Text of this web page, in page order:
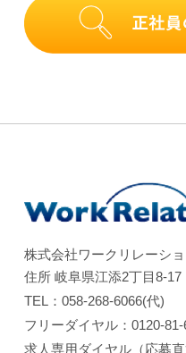
株式会社ワークリレーシ
住所 岐⾩県江添2丁⽬8-
TEL：058-268-6066(代)
フリーダイヤル：0120-81-
求⼈専⽤ダイヤル（応募